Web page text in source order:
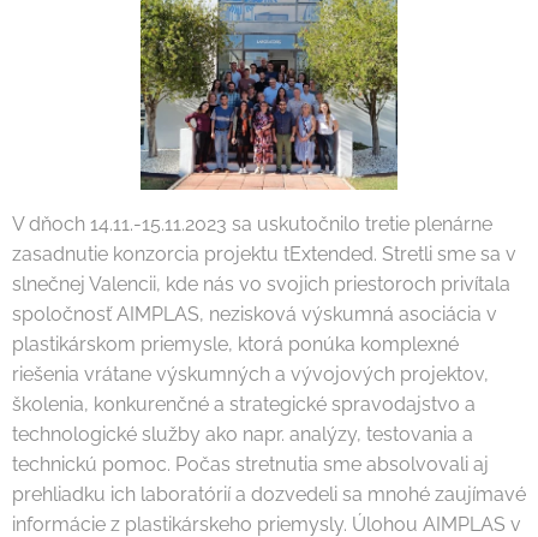
V dňoch 14.11.-15.11.2023 sa uskutočnilo tretie plenárne
zasadnutie konzorcia projektu tExtended. Stretli sme sa v
slnečnej Valencii, kde nás vo svojich priestoroch privítala
spoločnosť AIMPLAS, nezisková výskumná asociácia v
plastikárskom priemysle, ktorá ponúka komplexné
riešenia vrátane výskumných a vývojových projektov,
školenia, konkurenčné a strategické spravodajstvo a
technologické služby ako napr. analýzy, testovania a
technickú pomoc. Počas stretnutia sme absolvovali aj
prehliadku ich laboratórií a dozvedeli sa mnohé zaujímavé
informácie z plastikárskeho priemysly. Úlohou AIMPLAS v